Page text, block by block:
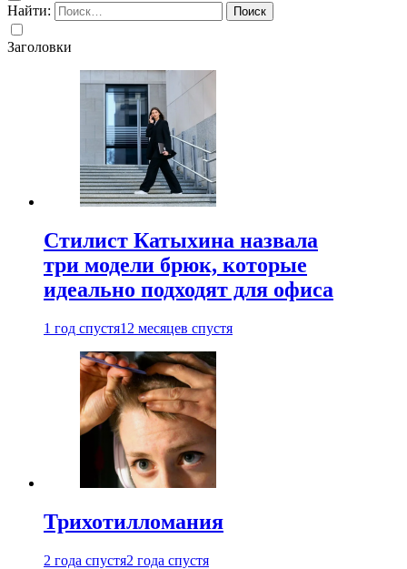
Найти:
Заголовки
Стилист Катыхина назвала
три модели брюк, которые
идеально подходят для офиса
1 год спустя12 месяцев спустя
Трихотилломания
2 года спустя2 года спустя